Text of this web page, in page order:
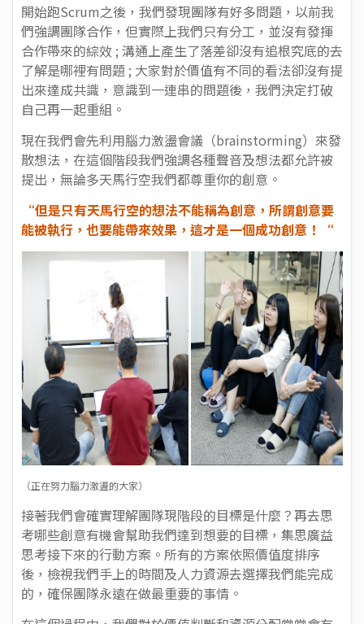
開始跑Scrum之後，我們發現團隊有好多問題，以前我
們強調團隊合作，但實際上我們只有分工，並沒有發揮
合作帶來的綜效 ; 溝通上產生了落差卻沒有追根究底的去
了解是哪裡有問題 ; 大家對於價值有不同的看法卻沒有提
出來達成共識，意識到一連串的問題後，我們決定打破
自己再一起重組。
現在我們會先利用腦力激盪會議（brainstorming）來發
散想法，在這個階段我們強調各種聲音及想法都允許被
提出，無論多天馬行空我們都尊重你的創意。
“但是只有天馬行空的想法不能稱為創意，所謂創意要
能被執行，也要能帶來效果，這才是一個成功創意！“
（正在努力腦力激盪的大家）
接著我們會確實理解團隊現階段的目標是什麼？再去思
考哪些創意有機會幫助我們達到想要的目標，集思廣益
思考接下來的行動方案。所有的方案依照價值度排序
後，檢視我們手上的時間及人力資源去選擇我們能完成
的，確保團隊永遠在做最重要的事情。